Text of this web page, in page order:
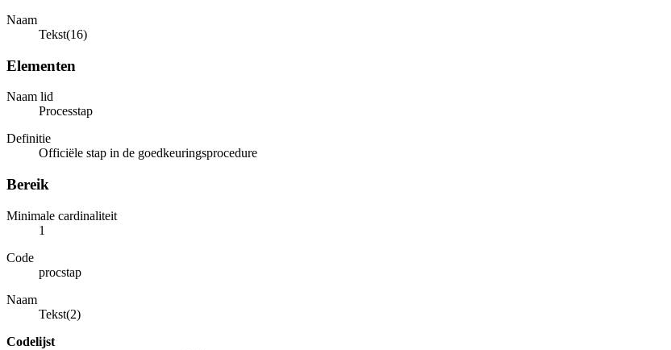
Naam
Tekst(16)
Elementen
Naam lid
Processtap
Definitie
Officiële stap in de goedkeuringsprocedure
Bereik
Minimale cardinaliteit
1
Code
procstap
Naam
Tekst(2)
Codelijst